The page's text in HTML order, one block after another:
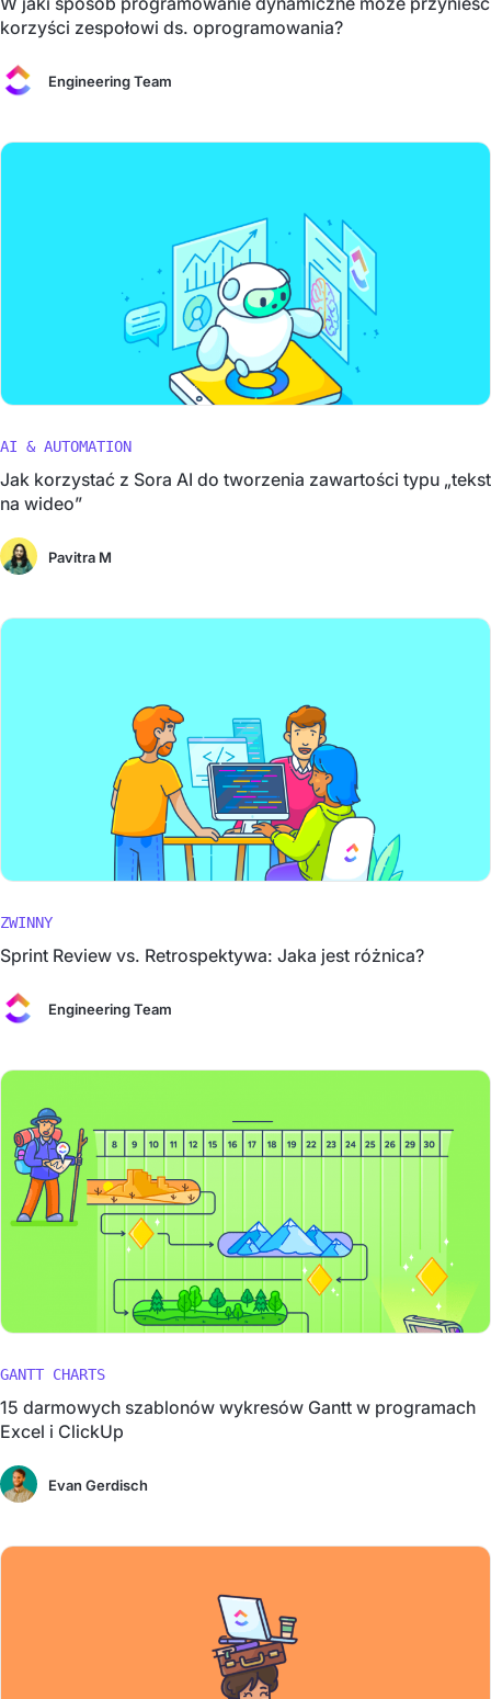
korzyści zespołowi ds. oprogramowania?
Engineering Team
AI & AUTOMATION
Jak korzystać z Sora AI do tworzenia zawartości typu „tekst
na wideo”
Pavitra M
ZWINNY
Sprint Review vs. Retrospektywa: Jaka jest różnica?
Engineering Team
GANTT CHARTS
15 darmowych szablonów wykresów Gantt w programach
Excel i ClickUp
Evan Gerdisch